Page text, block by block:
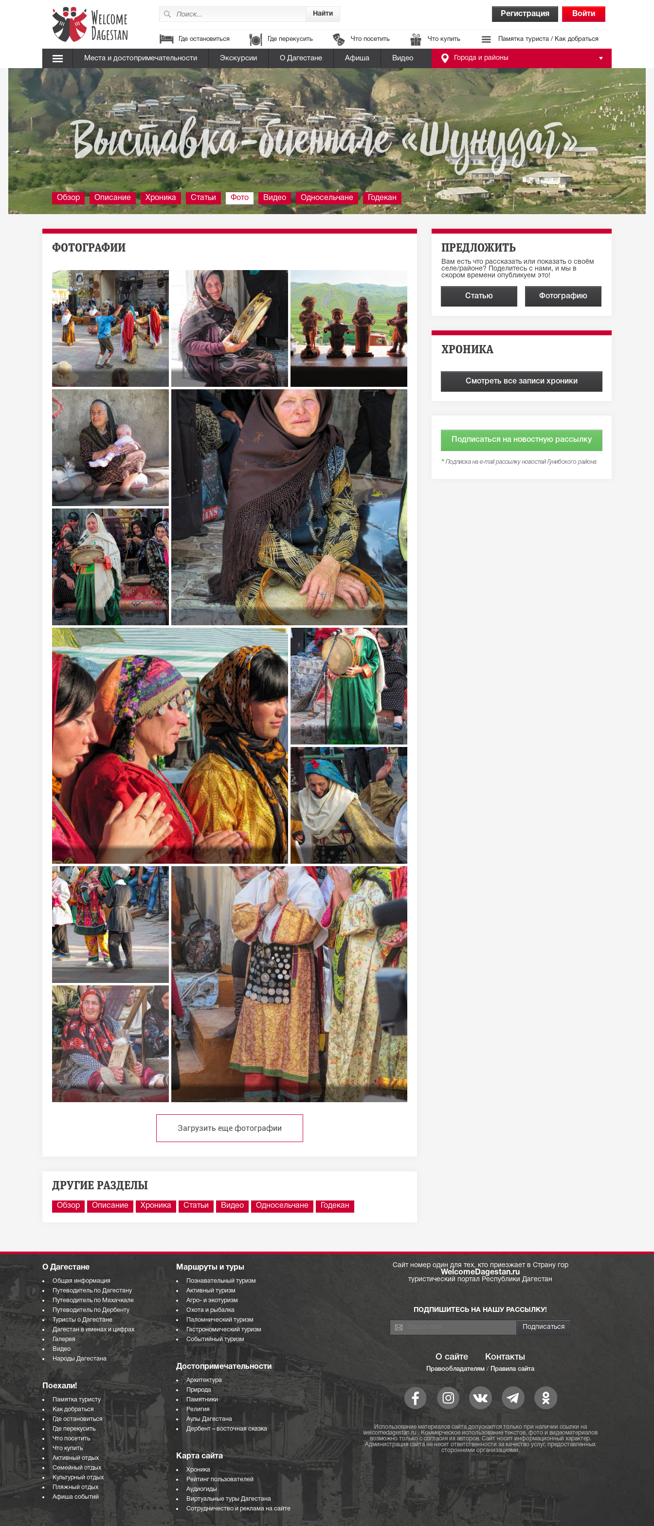
Регистрация Войти
Где остановиться Где перекусить Что посетить Что купить Памятка туриста / Как добраться
Места и достопримечательности Экскурсии О Дагестане Афиша Видео Города и районы
Выставка-биеннале «Шунудаг»
Обзор Описание Хроника Статьи Фото Видео Односельчане Годекан
ФОТОГРАФИИ
Загрузить еще фотографии
ДРУГИЕ РАЗДЕЛЫ
Обзор Описание Хроника Статьи Видео Односельчане Годекан
ПРЕДЛОЖИТЬ
Вам есть что рассказать или показать о своём
селе/районе? Поделитесь с нами, и мы в
скором времени опубликуем это!
Статью Фотографию
ХРОНИКА
Смотреть все записи хроники
Подписаться на новостную рассылку
* Подписка на e-mail рассылку новостей Гунибского района
О Дагестане
Общая информация
Путеводитель по Дагестану
Путеводитель по Махачкале
Путеводитель по Дербенту
Туристы о Дагестане
Дагестан в именах и цифрах
Галерея
Видео
Народы Дагестана
Поехали!
Памятка туристу
Как добраться
Где остановиться
Где перекусить
Что посетить
Что купить
Активный отдых
Семейный отдых
Культурный отдых
Пляжный отдых
Афиша событий
Маршруты и туры
Познавательный туризм
Активный туризм
Агро- и экотуризм
Охота и рыбалка
Паломнический туризм
Гастрономический туризм
Событийный туризм
Достопримечательности
Архитектура
Природа
Памятники
Религия
Аулы Дагестана
Дербент – восточная сказка
Карта сайта
Хроника
Рейтинг пользователей
Аудиогиды
Виртуальные туры Дагестана
Сотрудничество и реклама на сайте
Сайт номер один для тех, кто приезжает в Страну гор
WelcomeDagestan.ru
туристический портал Республики Дагестан
ПОДПИШИТЕСЬ НА НАШУ РАССЫЛКУ!
О сайте Контакты
Правообладателям / Правила сайта
Использование материалов сайта допускается только при наличии ссылки на
welcomedagestan.ru . Коммерческое использование текстов, фото и видеоматериалов
возможно только с согласия их авторов. Сайт носит информационный характер.
Администрация сайта не несет ответственности за качество услуг, предоставленных
сторонними организациями.